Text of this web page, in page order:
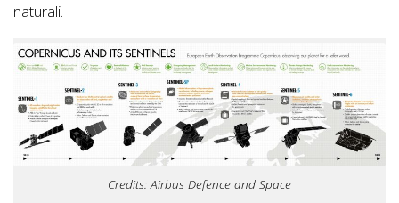
naturali.
Credits: Airbus Defence and Space